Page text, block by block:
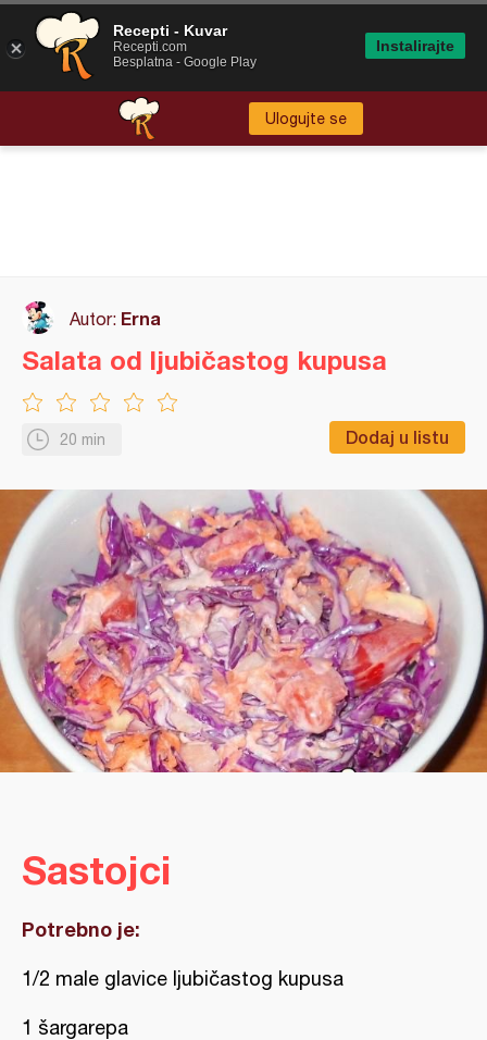
Ulogujte se
Autor: Erna
20 min Dodaj u listu
Salata od ljubičastog kupusa
Sastojci
Potrebno je:
1/2 male glavice ljubičastog kupusa
1 šargarepa
Recepti - Kuvar
Recepti.com
Besplatna - Google Play
Instalirajte